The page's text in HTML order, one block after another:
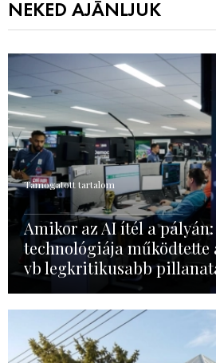
NEKED AJÁNLJUK
Támogatott tartalom
Amikor az AI ítél a
technológiája működtette
vb legkritikusabb